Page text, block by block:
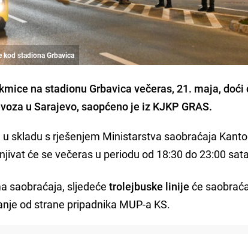
kod stadiona Grbavica
na stadionu Grbavica večeras, 21. maja, doći
u Sarajevo, saopćeno je iz KJKP GRAS.
skladu s rješenjem Ministarstva saobraćaja
će se večeras u periodu od 18:30 do 23:00
saobraćaja, sljedeće trolejbuske linije će
od strane pripadnika MUP-a KS.